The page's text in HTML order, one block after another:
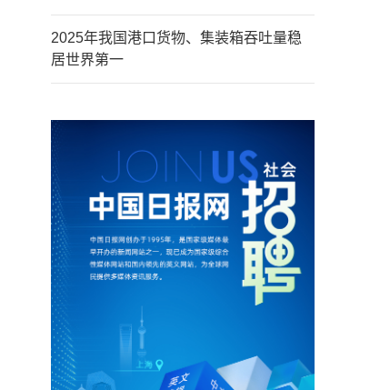
2025年我国港口货物、集装箱吞吐量稳
居世界第一